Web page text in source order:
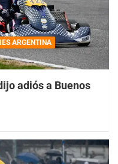
ARGENTINA
adiós a Buenos